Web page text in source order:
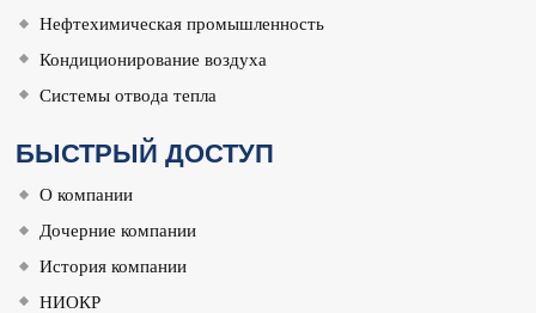
Нефтехимическая промышленность
Кондиционирование воздуха
Системы отвода тепла
БЫСТРЫЙ ДОСТУП
О компании
Дочерние компании
История компании
НИОКР